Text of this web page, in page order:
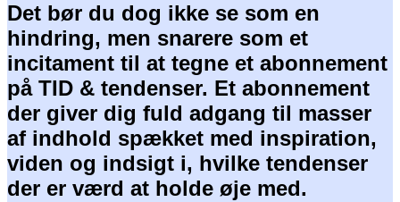
Det bør du dog ikke se som en
hindring, men snarere som et
incitament til at tegne et abonnement
på TID & tendenser. Et abonnement
der giver dig fuld adgang til masser
af indhold spækket med inspiration,
viden og indsigt i, hvilke tendenser
der er værd at holde øje med.